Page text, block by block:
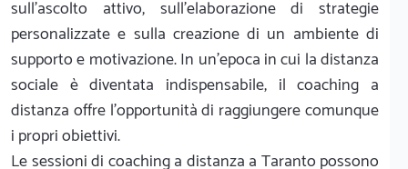
sull’ascolto attivo, sull’elaborazione di strategie
personalizzate e sulla creazione di un ambiente di
supporto e motivazione. In un’epoca in cui la distanza
sociale è diventata indispensabile, il coaching a
distanza offre l’opportunità di raggiungere comunque
i propri obiettivi.
Le sessioni di coaching a distanza a Taranto possono